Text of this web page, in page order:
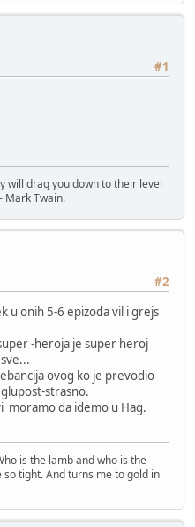
#1
will drag you down to their level
Mark Twain.
#2
u onih 5-6 epizoda vil i grejs
-heroja je super heroj
ovog ko je prevodio
strasno.
moramo da idemo u Hag.
is the lamb and who is the
tight. And turns me to gold in